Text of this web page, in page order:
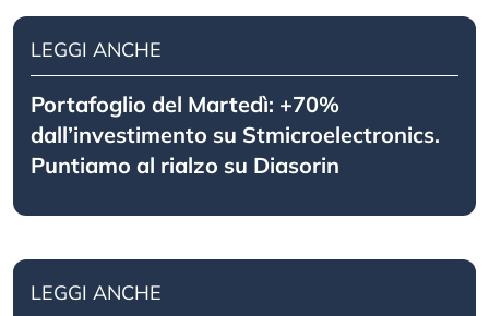
LEGGI ANCHE
Portafoglio del Martedì: +70%
dall’investimento su Stmicroelectronics.
Puntiamo al rialzo su Diasorin
LEGGI ANCHE